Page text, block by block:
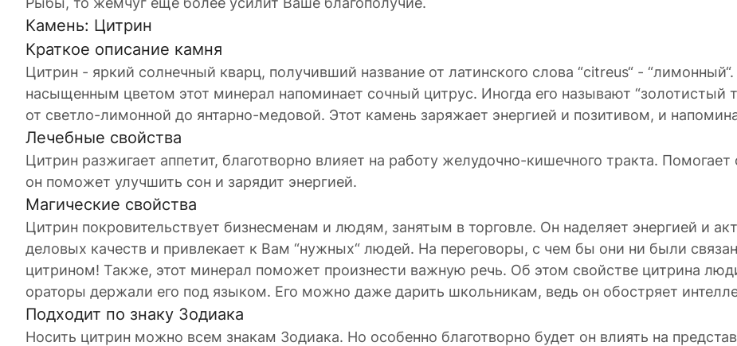
Камень: Цитрин
Краткое описание камня
Цитрин - яркий солнечный кварц, получивший название от латинского слова “citreus“ -
насыщенным цветом этот минерал напоминает сочный цитрус. Иногда его называют “золотистый
от светло-лимонной до янтарно-медовой. Этот камень заряжает энергией и позитивом, и
Лечебные свойства
Цитрин разжигает аппетит, благотворно влияет на работу желудочно-кишечного тракта.
он поможет улучшить сон и зарядит энергией.
Магические свойства
Цитрин покровительствует бизнесменам и людям, занятым в торговле. Он наделяет энергией и
деловых качеств и привлекает к Вам “нужных“ людей. На переговоры, с чем бы они ни были
цитрином! Также, этот минерал поможет произнести важную речь. Об этом свойстве цитрина
ораторы держали его под языком. Его можно даже дарить школьникам, ведь он обостряет
Подходит по знаку Зодиака
Носить цитрин можно всем знакам Зодиака. Но особенно благотворно будет он влиять на